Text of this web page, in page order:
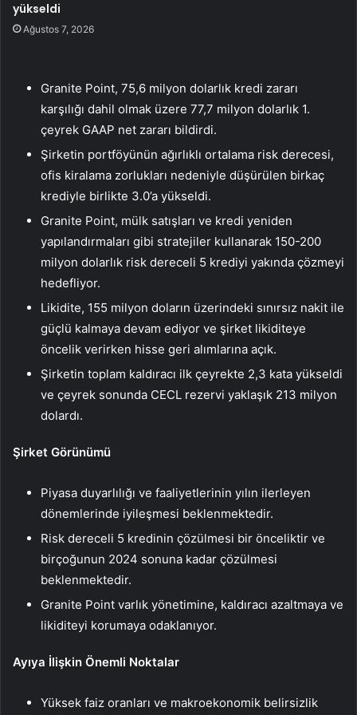
yükseldi
Ağustos 7, 2026
Granite Point, 75,6 milyon dolarlık kredi zararı
karşılığı dahil olmak üzere 77,7 milyon dolarlık 1.
çeyrek GAAP net zararı bildirdi.
Şirketin portföyünün ağırlıklı ortalama risk derecesi,
ofis kiralama zorlukları nedeniyle düşürülen birkaç
krediyle birlikte 3.0’a yükseldi.
Granite Point, mülk satışları ve kredi yeniden
yapılandırmaları gibi stratejiler kullanarak 150-200
milyon dolarlık risk dereceli 5 krediyi yakında çözmeyi
hedefliyor.
Likidite, 155 milyon doların üzerindeki sınırsız nakit ile
güçlü kalmaya devam ediyor ve şirket likiditeye
öncelik verirken hisse geri alımlarına açık.
Şirketin toplam kaldıracı ilk çeyrekte 2,3 kata yükseldi
ve çeyrek sonunda CECL rezervi yaklaşık 213 milyon
dolardı.
Şirket Görünümü
Piyasa duyarlılığı ve faaliyetlerinin yılın ilerleyen
dönemlerinde iyileşmesi beklenmektedir.
Risk dereceli 5 kredinin çözülmesi bir önceliktir ve
birçoğunun 2024 sonuna kadar çözülmesi
beklenmektedir.
Granite Point varlık yönetimine, kaldıracı azaltmaya ve
likiditeyi korumaya odaklanıyor.
Ayıya İlişkin Önemli Noktalar
Yüksek faiz oranları ve makroekonomik belirsizlik